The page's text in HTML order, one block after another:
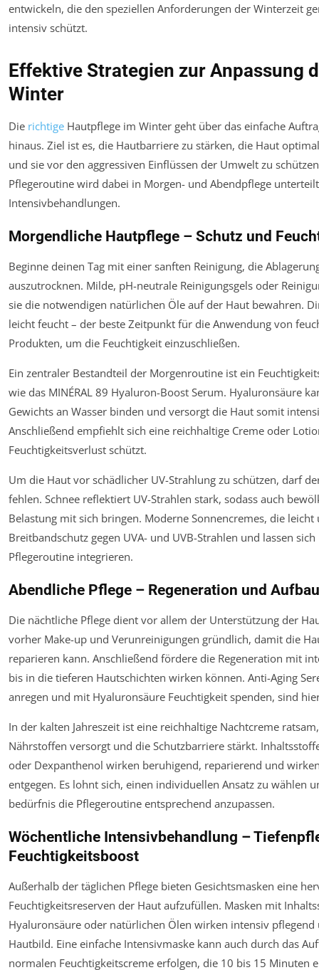
entwickeln, die den speziellen Anforderungen der Winterzeit
intensiv schützt.
Effektive Strategien zur Anpassung
Winter
Die richtige Hautpflege im Winter geht über das einfache
hinaus. Ziel ist es, die Hautbarriere zu stärken, die Haut
und sie vor den aggressiven Einflüssen der Umwelt zu
Pflegeroutine wird dabei in Morgen- und Abendpflege
Intensivbehandlungen.
Morgendliche Hautpflege – Schutz und
Beginne deinen Tag mit einer sanften Reinigung, die
auszutrocknen. Milde, pH-neutrale Reinigungsgels oder
sie die notwendigen natürlichen Öle auf der Haut bewahren.
leicht feucht – der beste Zeitpunkt für die Anwendung von
Produkten, um die Feuchtigkeit einzuschließen.
Ein zentraler Bestandteil der Morgenroutine ist ein
wie das MINÉRAL 89 Hyaluron-Boost Serum. Hyaluronsäure
Gewichts an Wasser binden und versorgt die Haut somit
Anschließend empfiehlt sich eine reichhaltige Creme oder
Feuchtigkeitsverlust schützt.
Um die Haut vor schädlicher UV-Strahlung zu schützen, darf
fehlen. Schnee reflektiert UV-Strahlen stark, sodass auch
Belastung mit sich bringen. Moderne Sonnencremes, die
Breitbandschutz gegen UVA- und UVB-Strahlen und lassen
Pflegeroutine integrieren.
Abendliche Pflege – Regeneration und Aufbau
Die nächtliche Pflege dient vor allem der Unterstützung der
vorher Make-up und Verunreinigungen gründlich, damit die
reparieren kann. Anschließend fördere die Regeneration mit
bis in die tieferen Hautschichten wirken können. Anti-Aging
anregen und mit Hyaluronsäure Feuchtigkeit spenden, sind
In der kalten Jahreszeit ist eine reichhaltige Nachtcreme
Nährstoffen versorgt und die Schutzbarriere stärkt.
oder Dexpanthenol wirken beruhigend, reparierend und
entgegen. Es lohnt sich, einen individuellen Ansatz zu wählen
bedürfnis die Pflegeroutine entsprechend anzupassen.
Wöchentliche Intensivbehandlung –
Feuchtigkeitsboost
Außerhalb der täglichen Pflege bieten Gesichtsmasken eine
Feuchtigkeitsreserven der Haut aufzufüllen. Masken mit
Hyaluronsäure oder natürlichen Ölen wirken intensiv pflegend
Hautbild. Eine einfache Intensivmaske kann auch durch das
normalen Feuchtigkeitscreme erfolgen, die 10 bis 15 Minuten